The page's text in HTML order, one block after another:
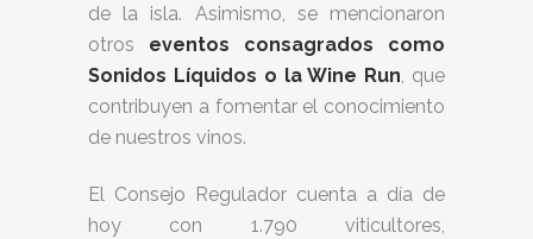
de la isla. Asimismo, se mencionaron
otros eventos consagrados como
Sonidos Líquidos o la Wine Run , que
contribuyen a fomentar el conocimiento
de nuestros vinos.
El Consejo Regulador cuenta a día de
hoy con 1.790 viticultores,